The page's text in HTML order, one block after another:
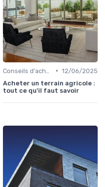
• 12/06/2025
Acheter un terrain agricole :
tout ce qu'il faut savoir